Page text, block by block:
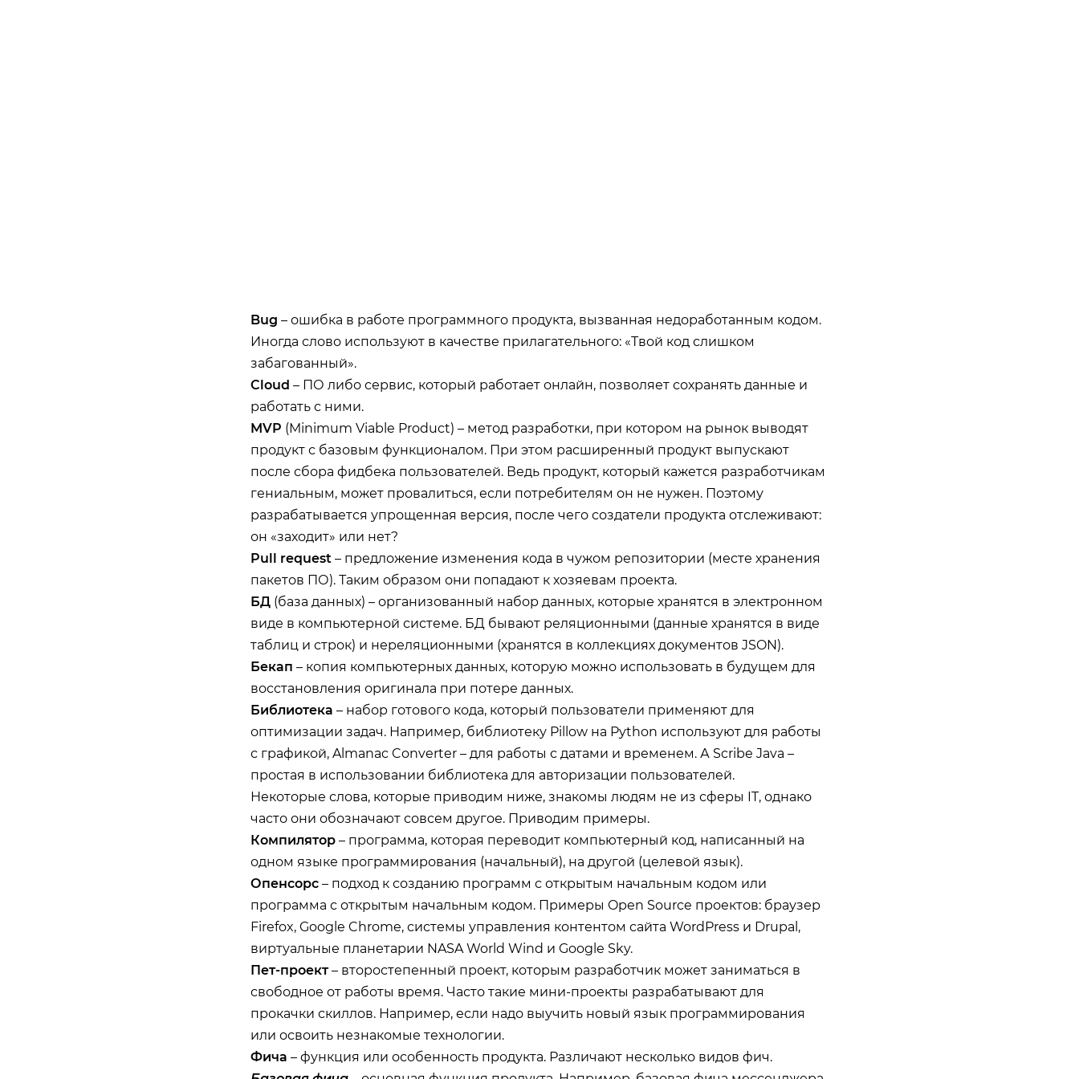
Bug – ошибка в работе программного продукта, вызванная недоработанным кодом.
Иногда слово используют в качестве прилагательного: «Твой код слишком
забагованный».
Cloud – ПО либо сервис, который работает онлайн, позволяет сохранять данные и
работать с ними.
MVP (Minimum Viable Product) – метод разработки, при котором на рынок выводят
продукт с базовым функционалом. При этом расширенный продукт выпускают
после сбора фидбека пользователей. Ведь продукт, который кажется разработчикам
гениальным, может провалиться, если потребителям он не нужен. Поэтому
разрабатывается упрощенная версия, после чего создатели продукта отслеживают:
он «заходит» или нет?
Pull request– предложение изменения кода в чужом репозитории (месте хранения
пакетов ПО). Таким образом они попадают к хозяевам проекта.
БД(база данных) – организованный набор данных, которые хранятся в электронном
виде в компьютерной системе. БД бывают реляционными (данные хранятся в виде
таблиц и строк) и нереляционными (хранятся в коллекциях документов JSON).
Бекап – копия компьютерных данных, которую можно использовать в будущем для
восстановления оригинала при потере данных.
Библиотека – набор готового кода, который пользователи применяют для
оптимизации задач. Например, библиотеку Pillow на Python используют для работы
с графикой, Almanac Converter – для работы с датами и временем. А Scribe Java –
простая в использовании библиотека для авторизации пользователей.
Некоторые слова, которые приводим ниже, знакомы людям не из сферы IT, однако
часто они обозначают совсем другое. Приводим примеры.
Компилятор– программа, которая переводит компьютерный код, написанный на
одном языке программирования (начальный), на другой (целевой язык).
Опенсорс– подход к созданию программ с открытым начальным кодом или
программа с открытым начальным кодом. Примеры Open Source проектов: браузер
Firefox, Google Chrome, системы управления контентом сайта WordPress и Drupal,
виртуальные планетарии NASA World Wind и Google Sky.
Пет-проект– второстепенный проект, которым разработчик может заниматься в
свободное от работы время. Часто такие мини-проекты разрабатывают для
прокачки скиллов. Например, если надо выучить новый язык программирования
или освоить незнакомые технологии.
Фича – функция или особенность продукта. Различают несколько видов фич.